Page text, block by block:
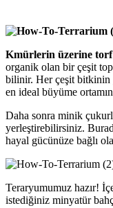
Kmürlerin üzerine torf
organik olan bir çeşit
bilinir. Her çeşit bitkinin
en ideal büyüme
Daha sonra minik
yerleştirebilirsiniz.
hayal gücünüze bağlı
Teraryumumuz hazır!
istediğiniz minyatür